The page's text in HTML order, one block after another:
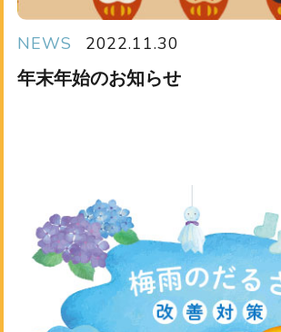
NEWS 2022.11.30
年末年始のお知らせ